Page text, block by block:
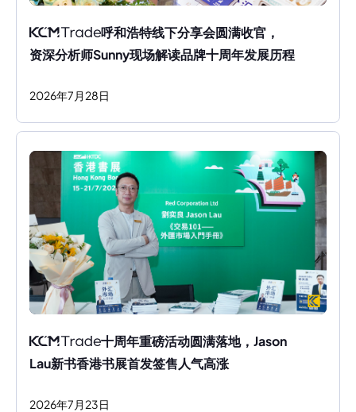
呼和浩特线下分享会圆满收官，
资深分析师Sunny现场解读品牌十周年发展历程
2026年7 月 28日
十周年重磅活动圆满落地，Jason
Lau新书香港书展首发签售人气高涨
2026年7 月 23日